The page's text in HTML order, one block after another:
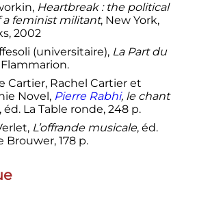
Heartbreak : the political
feminist militant, New York,
2002
(universitaire), La Part du
Flammarion.
Cartier, Rachel Cartier et
Novel, Pierre Rabhi, le chant
éd. La Table ronde, 248 p.
L’offrande musicale, éd.
Brouwer, 178 p.